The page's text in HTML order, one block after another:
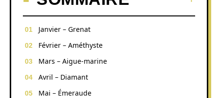
Janvier – Grenat
Février – Améthyste
Mars – Aigue-marine
Avril – Diamant
Mai – Émeraude